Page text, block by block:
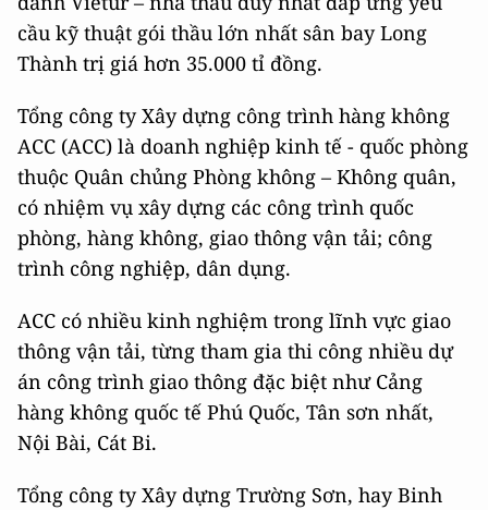
cầu kỹ thuật gói thầu lớn nhất sân bay Long
Thành trị giá hơn 35.000 tỉ đồng.
Tổng công ty Xây dựng công trình hàng không
ACC (ACC) là doanh nghiệp kinh tế - quốc phòng
thuộc Quân chủng Phòng không – Không quân,
có nhiệm vụ xây dựng các công trình quốc
phòng, hàng không, giao thông vận tải; công
trình công nghiệp, dân dụng.
ACC có nhiều kinh nghiệm trong lĩnh vực giao
thông vận tải, từng tham gia thi công nhiều dự
án công trình giao thông đặc biệt như Cảng
hàng không quốc tế Phú Quốc, Tân sơn nhất,
Nội Bài, Cát Bi.
Tổng công ty Xây dựng Trường Sơn, hay Binh